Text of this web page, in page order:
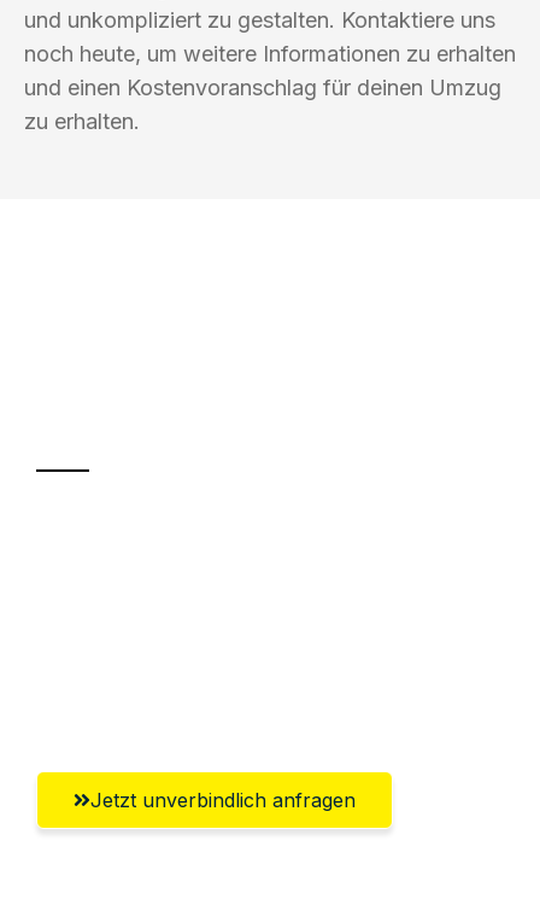
und unkompliziert zu gestalten. Kontaktiere uns
noch heute, um weitere Informationen zu erhalten
und einen Kostenvoranschlag für deinen Umzug
zu erhalten.
Jetzt unverbindlich anfragen